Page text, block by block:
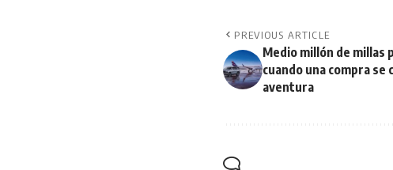
PREVIOUS ARTICLE
Medio millón de millas
cuando una compra
aventura